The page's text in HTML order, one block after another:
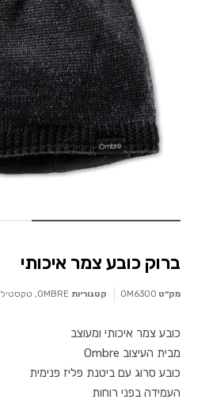
ברוק כובע צמר איכותי
מק״ט OM6300 קטגוריות OMBRE
, טקסטיל
כובע צמר איכותי ומעוצב
מבית העיצוב Ombre
כובע סרוג עם ביטנת פליז פנימית
העמידה בפני רוחות